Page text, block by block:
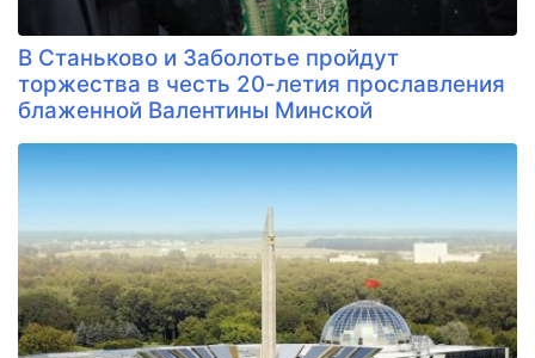
В Станьково и Заболотье пройдут
торжества в честь 20-летия прославления
блаженной Валентины Минской